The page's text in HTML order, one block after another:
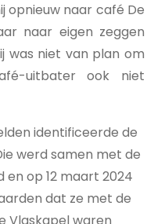
opnieuw naar café De
naar eigen zeggen
was niet van plan om
uitbater ook niet
identificeerde de
werd samen met de
op 12 maart 2024
dat ze met de